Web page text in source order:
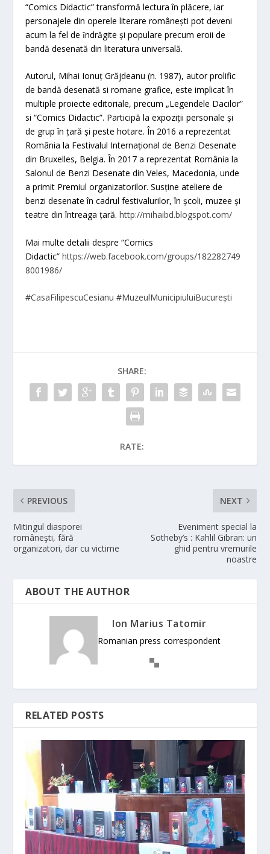
“Comics Didactic” transformă lectura în plăcere, iar
personajele din operele literare românești pot deveni
acum la fel de ȋndrăgite și populare precum eroii de
bandă desenată din literatura universală.
Autorul, Mihai Ionuț Grăjdeanu (n. 1987), autor prolific
de bandă desenată si romane grafice, este implicat în
multiple proiecte editoriale, precum „Legendele Dacilor”
si “Comics Didactic”. Participă la expoziții personale și
de grup în țară și peste hotare. În 2016 a reprezentat
România la Festivalul Internațional de Benzi Desenate
din Bruxelles, Belgia. În 2017 a reprezentat România la
Salonul de Benzi Desenate din Veles, Macedonia, unde
a primit Premiul organizatorilor. Susține ateliere de
benzi desenate în cadrul festivalurilor, în școli, muzee și
teatre din întreaga țară.http://mihaibd.blogspot.com/
Mai multe detalii despre “Comics
Didactic”https://web.facebook.com/groups/182282749
8001986/
#CasaFilipescuCesianu #MuzeulMunicipiuluiBucurești
SHARE:
RATE:
PREVIOUS
Mitingul diasporei
româneşti, fără
organizatori, dar cu victime
NEXT
Eveniment special la
Sotheby’s : Kahlil Gibran: un
ghid pentru vremurile
noastre
ABOUT THE AUTHOR
Ion Marius Tatomir
Romanian press correspondent
RELATED POSTS